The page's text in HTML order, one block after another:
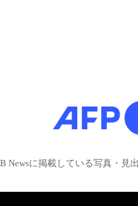
Newsに掲載している写真・見